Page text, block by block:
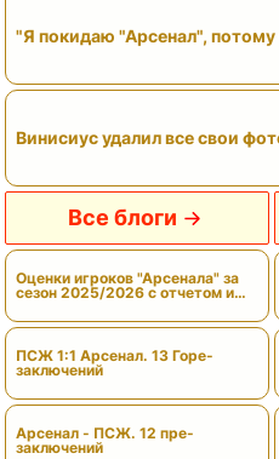
"Я покидаю "Арсенал",
Винисиус удалил все свои
Все блоги
Оценки игроков "Арсенала" за
сезон 2025/2026 с отчетом и
ПСЖ 1:1 Арсенал. 13 Горе-
заключений
Арсенал - ПСЖ. 12 пре-
заключений